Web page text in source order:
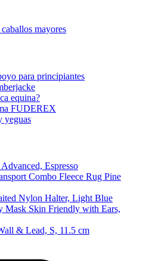
mayores
para principiantes
equina?
FUDEREX
yeguas
Espresso
Combo Fleece Rug Pine
Nylon Halter, Light Blue
Mask Skin Friendly with Ears,
& Lead, S, 11.5 cm